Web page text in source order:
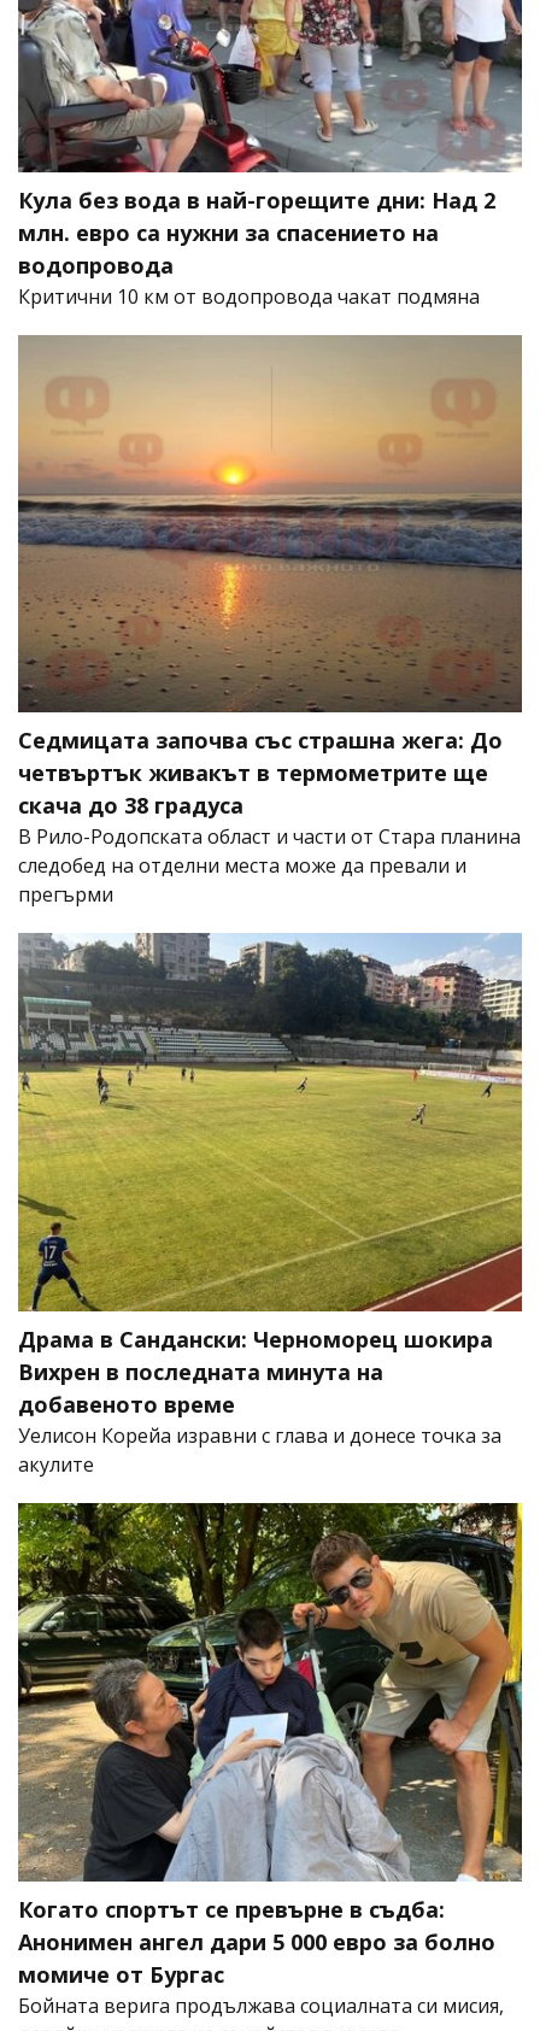
Кула без вода в най-горещите дни: Над 2
млн. евро са нужни за спасението на
водопровода
Критични 10 км от водопровода чакат подмяна
Седмицата започва със страшна жега: До
четвъртък живакът в термометрите ще
скача до 38 градуса
В Рило-Родопската област и части от Стара планина
следобед на отделни места може да превали и
прегърми
Драма в Сандански: Черноморец шокира
Вихрен в последната минута на
добавеното време
Уелисон Корейа изравни с глава и донесе точка за
акулите
Когато спортът се превърне в съдба:
Анонимен ангел дари 5 000 евро за болно
момиче от Бургас
Бойната верига продължава социалната си мисия,